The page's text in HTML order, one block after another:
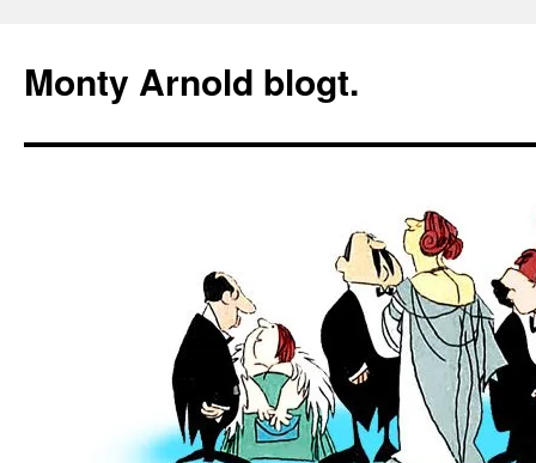
springen
Monty Arnold blogt.